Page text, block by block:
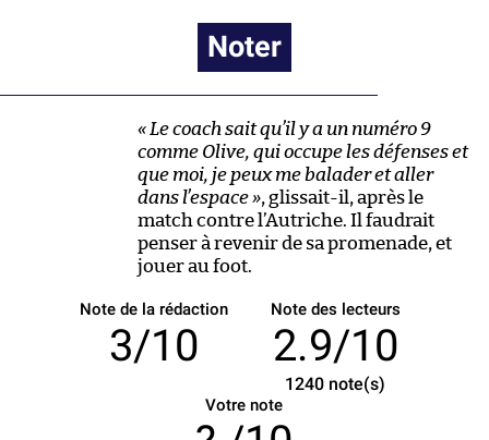
Noter
« Le coach sait qu’il y a un numéro 9
comme Olive, qui occupe les défenses et
que moi, je peux me balader et aller
dans l’espace », glissait-il, après le
match contre l’Autriche. Il faudrait
penser à revenir de sa promenade, et
jouer au foot.
Note de la rédaction
3/10
Note des lecteurs
2.9/10
1240 note(s)
Votre note